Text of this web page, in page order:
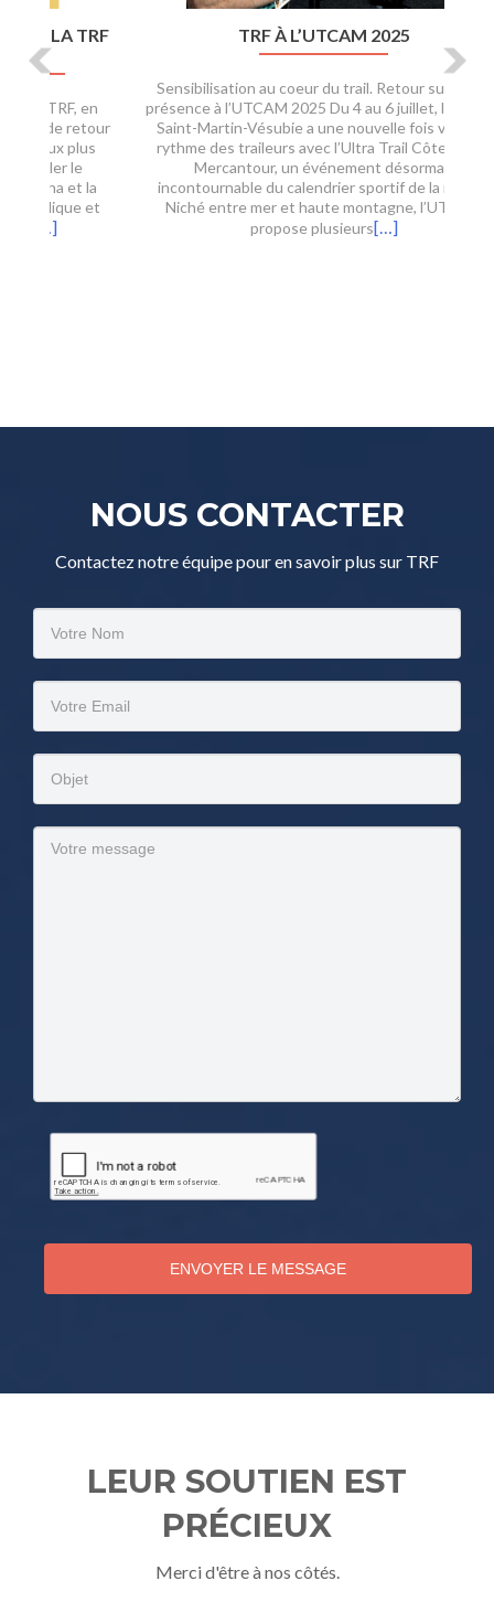
TRF À L’UTCAM 2025
Sensibilisation au coeur du trail. Retour sur notre
présence à l’UTCAM 2025 Du 4 au 6 juillet, la ville de
Saint-Martin-Vésubie a une nouvelle fois vibré au
rythme des traileurs avec l’Ultra Trail Côte d’Azur
Mercantour, un événement désormais
incontournable du calendrier sportif de la région.
Niché entre mer et haute montagne, l’UTCAM
propose plusieurs[…]
NOUS CONTACTER
Contactez notre équipe pour en savoir plus sur TRF
ENVOYER LE MESSAGE
LEUR SOUTIEN EST
PRÉCIEUX
Merci d'être à nos côtés.